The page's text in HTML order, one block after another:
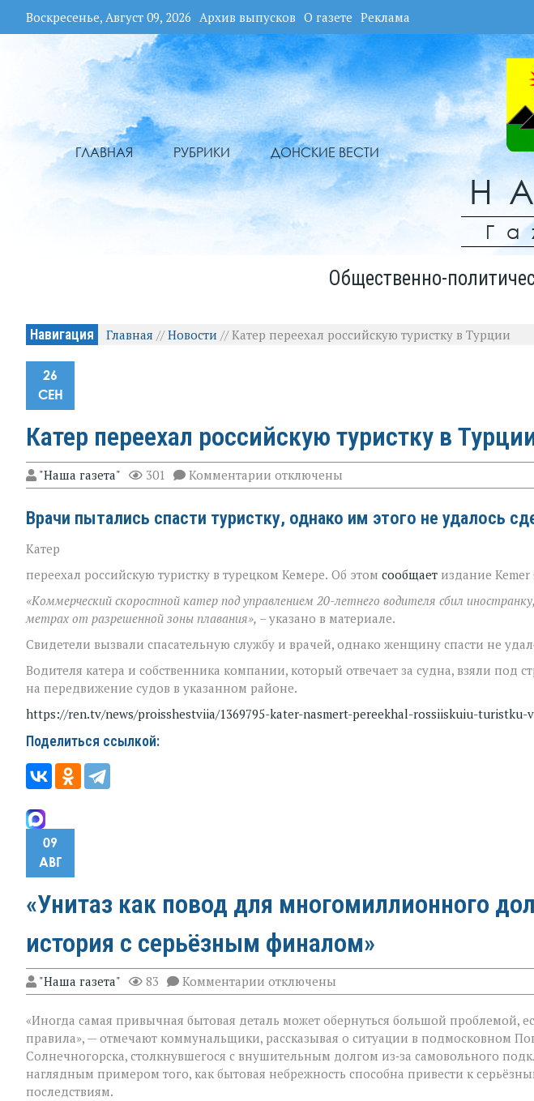
Воскресенье, Август 09, 2026 Архив выпусков О газете Реклама
ГЛАВНАЯ РУБРИКИ ДОНСКИЕ ВЕСТИ
Общественно-
Навигация Главная //Новости //Катер переехал российскую туристку в Турции
26
СЕН
Катер переехал российскую туристку в
"Наша газета" 301 Комментарии к
записи
переехал
российскую
Турции
отключены
Врачи пытались спасти туристку, однако им этого не удалось
Катер
переехал российскую туристку в турецком Кемере. Об этом сообщает издание Kemer
«Коммерческий скоростной катер под управлением 20-летнего водителя сбил
метрах от разрешенной зоны плавания», – указано в материале.
Свидетели вызвали спасательную службу и врачей, однако женщину спасти не
Водителя катера и собственника компании, который отвечает за судна, взяли под
на передвижение судов в указанном районе.
https://ren.tv/news/proisshestviia/1369795-kater-nasmert-pereekhal-rossiiskuiu-
Поделиться ссылкой:
09
АВГ
«Унитаз как повод для многомиллионного
история с серьёзным финалом»
"Наша газета" 83 Комментарии к
записи
как
повод
для
многомиллионного
долга:
отключены
«Иногда самая привычная бытовая деталь может обернуться большой проблемой,
правила», — отмечают коммунальщики, рассказывая о ситуации в подмосковном
Солнечногорска, столкнувшегося с внушительным долгом из‑за самовольного
наглядным примером того, как бытовая небрежность способна привести к
последствиям.